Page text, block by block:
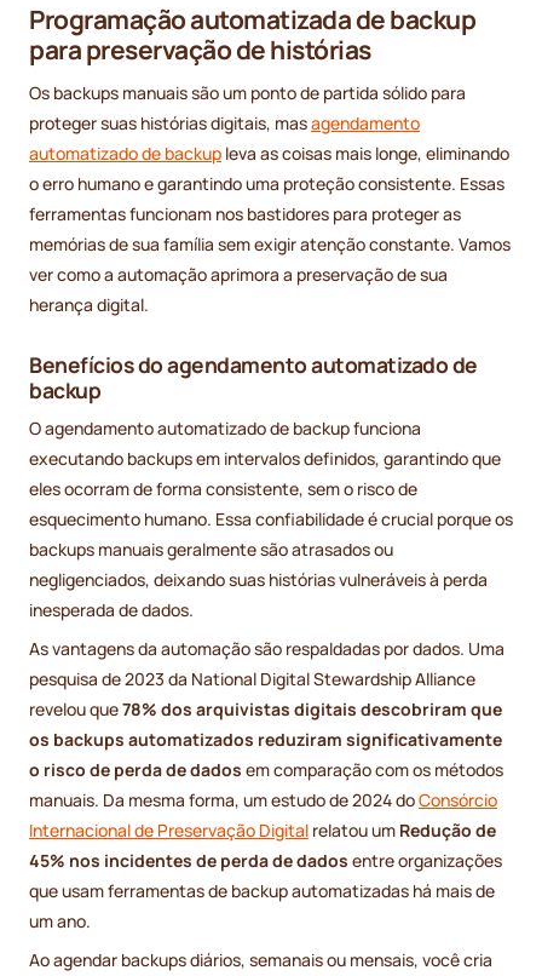
Programação automatizada de backup
para preservação de histórias
Os backups manuais são um ponto de partida sólido para
proteger suas histórias digitais, masagendamento
automatizado de backup leva as coisas mais longe, eliminando
o erro humano e garantindo uma proteção consistente. Essas
ferramentas funcionam nos bastidores para proteger as
memórias de sua família sem exigir atenção constante. Vamos
ver como a automação aprimora a preservação de sua
herança digital.
Benefícios do agendamento automatizado de
backup
O agendamento automatizado de backup funciona
executando backups em intervalos definidos, garantindo que
eles ocorram de forma consistente, sem o risco de
esquecimento humano. Essa confiabilidade é crucial porque os
backups manuais geralmente são atrasados ou
negligenciados, deixando suas histórias vulneráveis à perda
inesperada de dados.
As vantagens da automação são respaldadas por dados. Uma
pesquisa de 2023 da National Digital Stewardship Alliance
revelou que78% dos arquivistas digitais descobriram que
os backups automatizados reduziram significativamente
o risco de perda de dados em comparação com os métodos
manuais. Da mesma forma, um estudo de 2024 doConsórcio
Internacional de Preservação Digital relatou um Redução de
45% nos incidentes de perda de dados entre organizações
que usam ferramentas de backup automatizadas há mais de
um ano.
Ao agendar backups diários, semanais ou mensais, você cria